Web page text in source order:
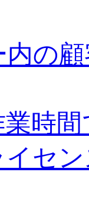
内の
時
セ